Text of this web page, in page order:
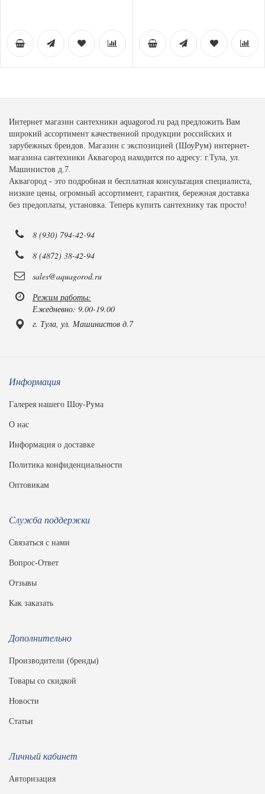
Интернет магазин сантехники aquagorod.ru рад предложить Вам
широкий ассортимент качественной продукции российских и
зарубежных брендов. Магазин с экспозицией (ШоуРум) интернет-
магазина сантехники Аквагород находится по адресу: г.Тула, ул.
Машинистов д.7.
Аквагород - это подробная и бесплатная консультация специалиста,
низкие цены, огромный ассортимент, гарантия, бережная доставка
без предоплаты, установка. Теперь купить сантехнику так просто!
8 (930) 794-42-94
8 (4872) 38-42-94
sales@aquagorod.ru
Режим работы:
Ежедневно: 9.00-19.00
г. Тула, ул. Машинистов д.7
Информация
Галерея нашего Шоу-Рума
О нас
Информация о доставке
Политика конфиденциальности
Оптовикам
Служба поддержки
Связаться с нами
Вопрос-Ответ
Отзывы
Как заказать
Дополнительно
Производители (бренды)
Товары со скидкой
Новости
Статьи
Личный кабинет
Авторизация